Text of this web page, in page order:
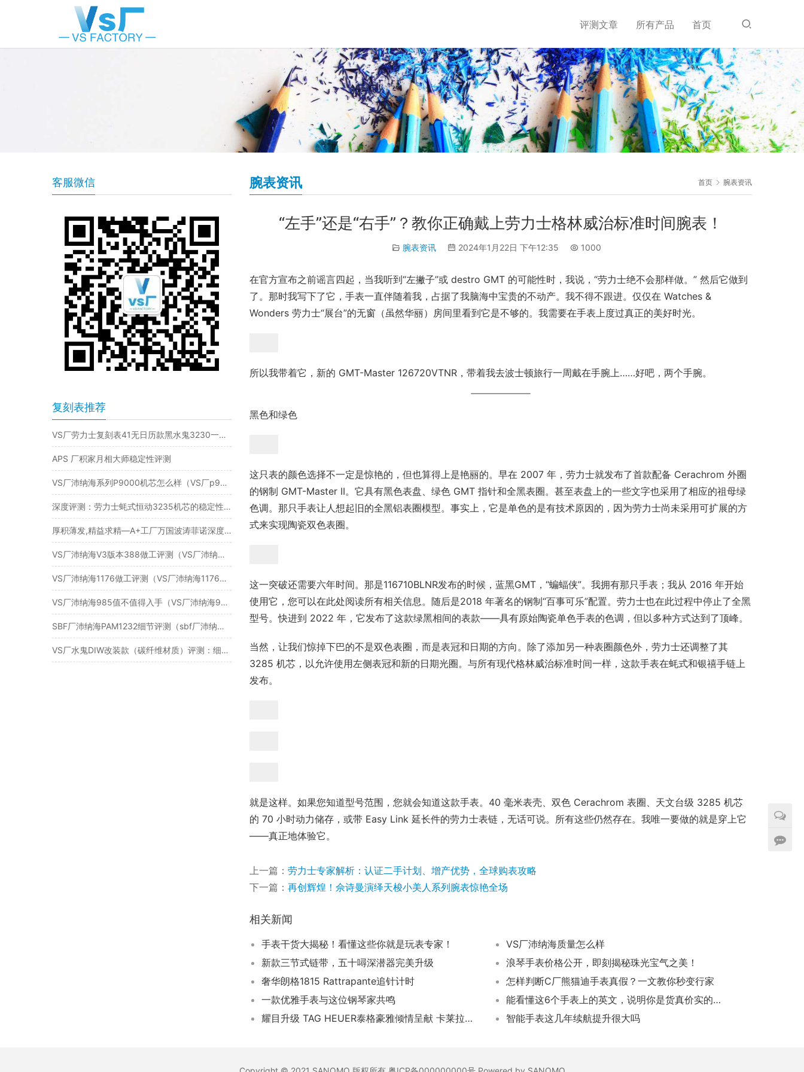
评测文章 所有产品 首页
首页 腕表资讯
腕表资讯
“左手”还是“右手”？教你正确戴上劳力士格林威治标准时间腕表！
腕表资讯 2024年1月22日 下午12:35 1000
在官方宣布之前谣言四起，当我听到“左撇子”或 destro GMT 的可能性时，我说，“劳力士绝不会那样做。” 然后它做到
了。那时我写下了它，手表一直伴随着我，占据了我脑海中宝贵的不动产。我不得不跟进。仅仅在 Watches &
Wonders 劳力士“展台”的无窗（虽然华丽）房间里看到它是不够的。我需要在手表上度过真正的美好时光。
所以我带着它，新的 GMT-Master 126720VTNR，带着我去波士顿旅行一周戴在手腕上……好吧，两个手腕。
黑色和绿色
这只表的颜色选择不一定是惊艳的，但也算得上是艳丽的。早在 2007 年，劳力士就发布了首款配备 Cerachrom 外圈
的钢制 GMT-Master II。它具有黑色表盘、绿色 GMT 指针和全黑表圈。甚至表盘上的一些文字也采用了相应的祖母绿
色调。那只手表让人想起旧的全黑铝表圈模型。事实上，它是单色的是有技术原因的，因为劳力士尚未采用可扩展的方
式来实现陶瓷双色表圈。
这一突破还需要六年时间。那是116710BLNR发布的时候，蓝黑GMT，“蝙蝠侠”。我拥有那只手表；我从 2016 年开始
使用它，您可以在此处阅读所有相关信息。随后是2018 年著名的钢制“百事可乐”配置。劳力士也在此过程中停止了全黑
型号。快进到 2022 年，它发布了这款绿黑相间的表款——具有原始陶瓷单色手表的色调，但以多种方式达到了顶峰。
当然，让我们惊掉下巴的不是双色表圈，而是表冠和日期的方向。除了添加另一种表圈颜色外，劳力士还调整了其
3285 机芯，以允许使用左侧表冠和新的日期光圈。与所有现代格林威治标准时间一样，这款手表在蚝式和银禧手链上
发布。
就是这样。如果您知道型号范围，您就会知道这款手表。40 毫米表壳、双色 Cerachrom 表圈、天文台级 3285 机芯
的 70 小时动力储存，或带 Easy Link 延长件的劳力士表链，无话可说。所有这些仍然存在。我唯一要做的就是穿上它
——真正地体验它。
上一篇： 劳力士专家解析：认证二手计划、增产优势，全球购表攻略
下一篇： 再创辉煌！佘诗曼演绎天梭小美人系列腕表惊艳全场
相关新闻
手表干货大揭秘！看懂这些你就是玩表专家！
VS厂沛纳海质量怎么样
新款三节式链带，五十噚深潜器完美升级
浪琴手表价格公开，即刻揭秘珠光宝气之美！
奢华朗格1815 Rattrapante追针计时
怎样判断C厂熊猫迪手表真假？一文教你秒变行家
一款优雅手表与这位钢琴家共鸣
能看懂这6个手表上的英文，说明你是货真价实的手表行家
耀目升级 TAG HEUER泰格豪雅倾情呈献 卡莱拉系列（CARRERA）日历腕表的珠宝版本
智能手表这几年续航提升很大吗
客服微信
复刻表推荐
VS厂劳力士复刻表41无日历款黑水鬼3230一体机芯值得入手吗！VS工厂劳力士无日历黑水鬼的还原度是站西市场天花板吗！
APS 厂积家月相大师稳定性评测
VS厂沛纳海系列P9000机芯怎么样（VS厂p9000机芯稳定吗）
深度评测：劳力士蚝式恒动3235机芯的稳定性如何？是否值得入手？
厚积薄发,精益求精—A+工厂万国波涛菲诺深度评测​
VS厂沛纳海V3版本388做工评测（VS厂沛纳海388v3版值得入手吗）
VS厂沛纳海1176做工评测（VS厂沛纳海1176质量怎么样）
VS厂沛纳海985值不值得入手（VS厂沛纳海985有破绽吗）
SBF厂沛纳海PAM1232细节评测（sbf厂沛纳海1232怎么样）
VS厂水鬼DIW改装款（碳纤维材质）评测：细节与品质的惊艳之作